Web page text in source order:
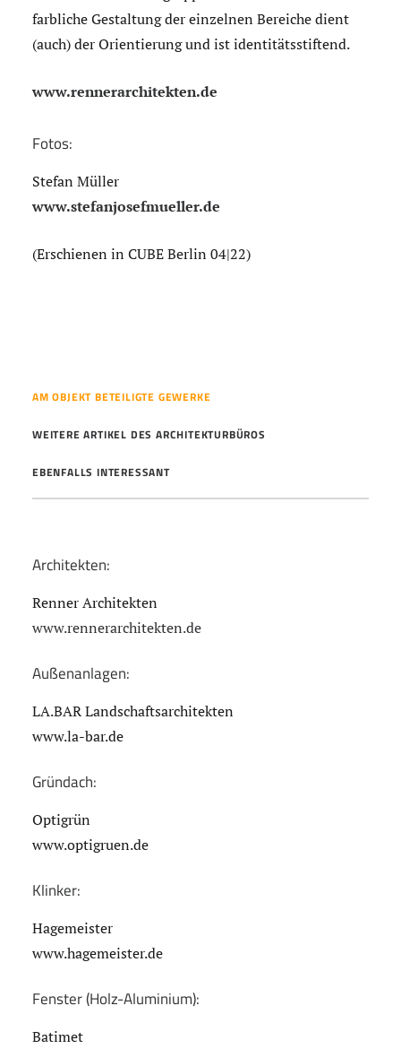
farbliche Gestaltung der einzelnen Bereiche dient
(auch) der Orientierung und ist identitätsstiftend.
www.rennerarchitekten.de
Fotos:
Stefan Müller
www.stefanjosefmueller.de
(Erschienen in CUBE Berlin 04|22)
AM OBJEKT BETEILIGTE GEWERKE
WEITERE ARTIKEL DES ARCHITEKTURBÜROS
EBENFALLS INTERESSANT
Architekten:
Renner Architekten
www.rennerarchitekten.de
Außenanlagen:
LA.BAR Landschaftsarchitekten
www.la-bar.de
Gründach:
Optigrün
www.optigruen.de
Klinker:
Hagemeister
www.hagemeister.de
Fenster (Holz-Aluminium):
Batimet